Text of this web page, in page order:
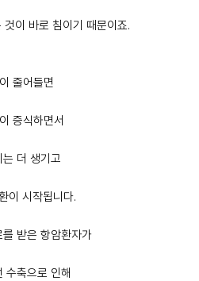
이 바로 침이기 때문이죠.
줄어들면
증식하면서
는 더 생기고
이 시작됩니다.
를 받은 항암환자가
수축으로 인해